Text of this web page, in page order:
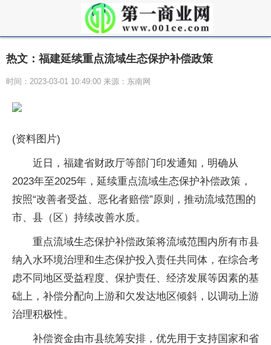
热文：福建延续重点流域生态保护补偿政策
时间：2023-03-01 10:49:00 来源：东南网
(资料图片)
近日，福建省财政厅等部门印发通知，明确从
2023年至2025年，延续重点流域生态保护补偿政策，
按照“改善者受益、恶化者赔偿”原则，推动流域范围的
市、县（区）持续改善水质。
重点流域生态保护补偿政策将流域范围内所有市县
纳入水环境治理和生态保护投入责任共同体，在综合考
虑不同地区受益程度、保护责任、经济发展等因素的基
础上，补偿分配向上游和欠发达地区倾斜，以调动上游
治理积极性。
补偿资金由市县统筹安排，优先用于支持国家和省